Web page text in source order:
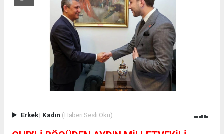
Erkek| Kadın (Haberi Sesli Oku)